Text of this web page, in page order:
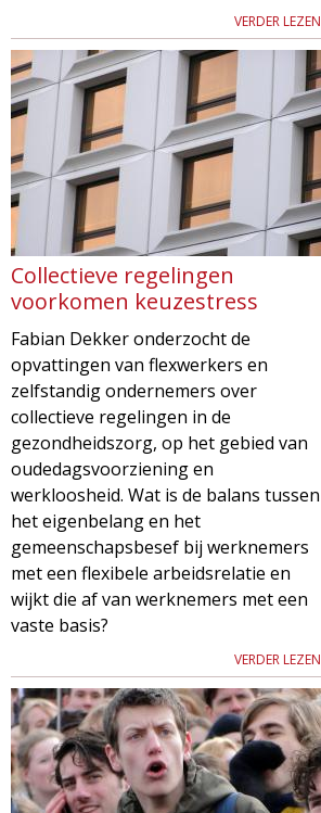
VERDER LEZEN
Collectieve regelingen
voorkomen keuzestress
Fabian Dekker onderzocht de
opvattingen van flexwerkers en
zelfstandig ondernemers over
collectieve regelingen in de
gezondheidszorg, op het gebied van
oudedagsvoorziening en
werkloosheid. Wat is de balans tussen
het eigenbelang en het
gemeenschapsbesef bij werknemers
met een flexibele arbeidsrelatie en
wijkt die af van werknemers met een
vaste basis?
VERDER LEZEN